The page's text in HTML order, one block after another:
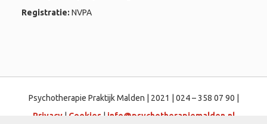
Registratie: NVPA
Psychotherapie Praktijk Malden | 2021 | 024 – 358 07 90 |
Privacy| Cookies | info@psychotherapiemalden.nl